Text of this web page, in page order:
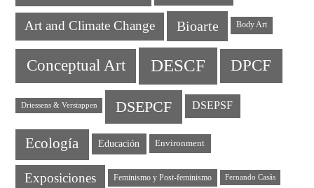
Art and Climate Change Bioarte Body Art
Conceptual Art DESCF DPCF
Driessens & Verstappen DSEPCF DSEPSF
Ecología Educación Environment
Exposiciones Feminismo y Post-feminismo Fernando Casás